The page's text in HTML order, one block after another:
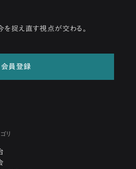
を捉え直す視点が交わる。
会員登録
リ